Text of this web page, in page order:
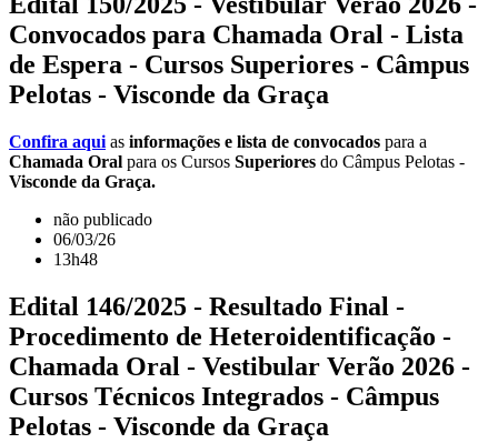
Convocados para Chamada Oral - Lista
de Espera - Cursos Superiores - Câmpus
Pelotas - Visconde da Graça
Confira aqui as informações e lista de convocados para a
Chamada Oral para os Cursos Superiores do Câmpus Pelotas -
Visconde da Graça.
não publicado
06/03/26
13h48
Edital 146/2025 - Resultado Final -
Procedimento de Heteroidentificação -
Chamada Oral - Vestibular Verão 2026 -
Cursos Técnicos Integrados - Câmpus
Pelotas - Visconde da Graça